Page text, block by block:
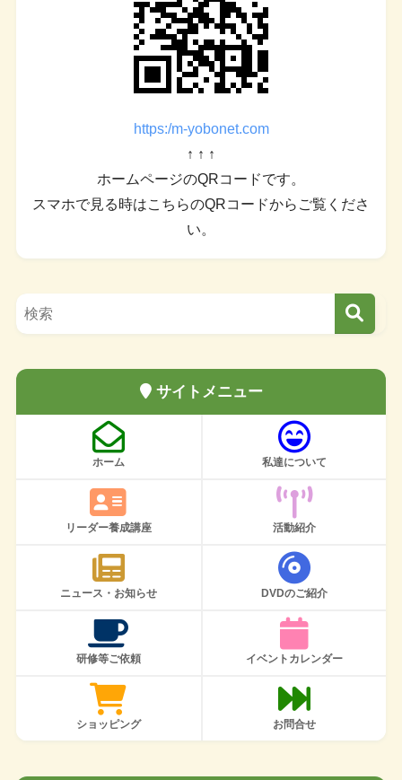
https:/m-yobonet.com
↑ ↑ ↑
ホームページのQRコードです。
スマホで見る時はこちらのQRコードからご覧くださ
い。
サイトメニュー
ホーム 私達について
リーダー養成講座 活動紹介
ニュース・お知らせ DVDのご紹介
研修等ご依頼 イベントカレンダー
ショッピング お問合せ